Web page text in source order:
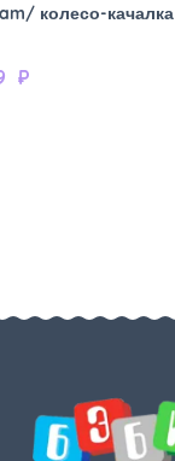
колесо-качалка
₽